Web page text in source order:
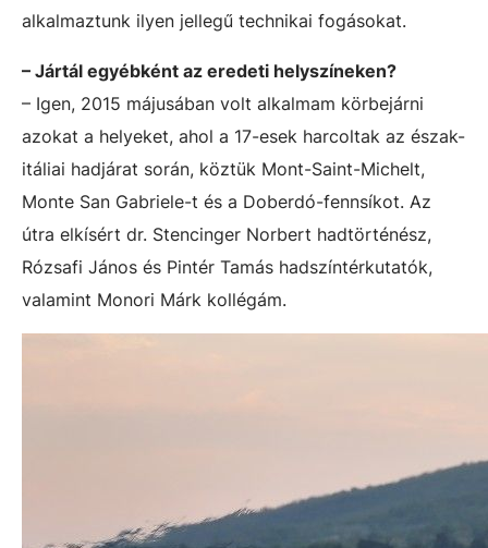
alkalmaztunk ilyen jellegű technikai fogásokat.
– Jártál egyébként az eredeti helyszíneken?
– Igen, 2015 májusában volt alkalmam körbejárni
azokat a helyeket, ahol a 17-esek harcoltak az észak-
itáliai hadjárat során, köztük Mont-Saint-Michelt,
Monte San Gabriele-t és a Doberdó-fennsíkot. Az
útra elkísért dr. Stencinger Norbert hadtörténész,
Rózsafi János és Pintér Tamás hadszíntérkutatók,
valamint Monori Márk kollégám.